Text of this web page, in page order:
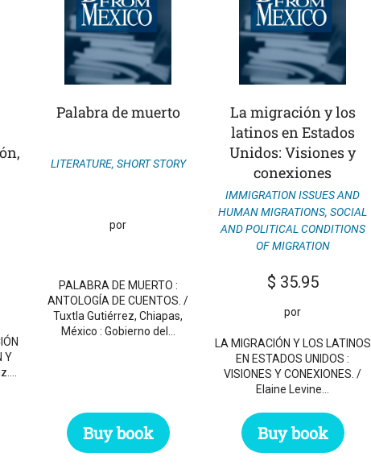
Y
Palabra de muerto
LITERATURE, SHORT STORY
por
PALABRA DE MUERTO :
ANTOLOGÍA DE CUENTOS. /
Tuxtla Gutiérrez, Chiapas,
México : Gobierno del…
Buy book
La migración y los
latinos en Estados
Unidos: Visiones y
conexiones
IMMIGRATION ISSUES AND
HUMAN MIGRATIONS,SOCIAL
AND POLITICAL CONDITIONS
OF MIGRATION
$ 35.95
por
LA MIGRACIÓN Y LOS LATINOS
EN ESTADOS UNIDOS :
VISIONES Y CONEXIONES. /
Elaine Levine…
Buy book